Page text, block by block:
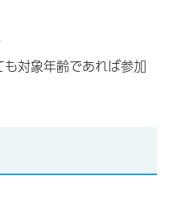
対象年齢であれば参加